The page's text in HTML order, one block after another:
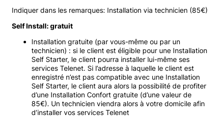
Indiquer dans les remarques: Installation via technicien (85€)
Self Install: gratuit
Installation gratuite (par vous-même ou par un
technicien) : si le client est éligible pour une Installation
Self Starter, le client pourra installer lui-même ses
services Telenet. Si l’adresse à laquelle le client est
enregistré n’est pas compatible avec une Installation
Self Starter, le client aura alors la possibilité de profiter
d’une Installation Confort gratuite (d’une valeur de
85€). Un technicien viendra alors à votre domicile afin
d’installer vos services Telenet